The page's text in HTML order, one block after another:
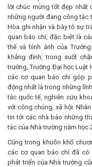
lời chúc mừng tốt đẹp nhất
những người đang công tác
Hòa ghi nhận và bày tỏ sự
quan báo chí, đặc biệt là
thế và hình ảnh của
khẳng định, trong suốt
trường, Trường Đại học Luật
các cơ quan báo chí góp
động nhất là trong những
tác quốc tế, nghiên cứu
với công chúng, xã hội.
tin tới các nhà báo những
tác của Nhà trường năm học
Cũng trong khuôn khổ
các cơ quan báo chí đã có
phát triển của Nhà trường